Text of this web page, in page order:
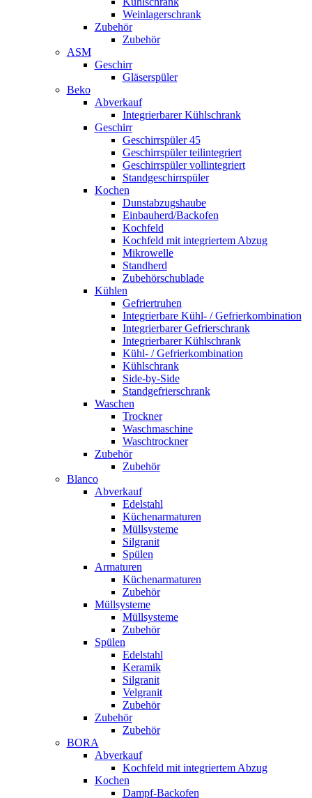
Weinlagerschrank
Zubehör
Zubehör
ASM
Geschirr
Gläserspüler
Beko
Abverkauf
Integrierbarer Kühlschrank
Geschirr
Geschirrspüler 45
Geschirrspüler teilintegriert
Geschirrspüler vollintegriert
Standgeschirrspüler
Kochen
Dunstabzugshaube
Einbauherd/Backofen
Kochfeld
Kochfeld mit integriertem Abzug
Mikrowelle
Standherd
Zubehörschublade
Kühlen
Gefriertruhen
Integrierbare Kühl- / Gefrierkombination
Integrierbarer Gefrierschrank
Integrierbarer Kühlschrank
Kühl- / Gefrierkombination
Kühlschrank
Side-by-Side
Standgefrierschrank
Waschen
Trockner
Waschmaschine
Waschtrockner
Zubehör
Zubehör
Blanco
Abverkauf
Edelstahl
Küchenarmaturen
Müllsysteme
Silgranit
Spülen
Armaturen
Küchenarmaturen
Zubehör
Müllsysteme
Müllsysteme
Zubehör
Spülen
Edelstahl
Keramik
Silgranit
Velgranit
Zubehör
Zubehör
Zubehör
BORA
Abverkauf
Kochfeld mit integriertem Abzug
Kochen
Dampf-Backofen